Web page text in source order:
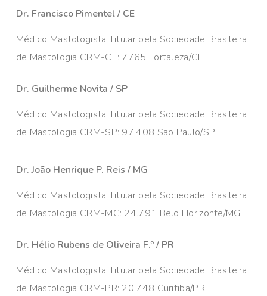
Dr. Francisco Pimentel / CE
Médico Mastologista Titular pela Sociedade Brasileira
de Mastologia CRM-CE: 7765 Fortaleza/CE
Dr. Guilherme Novita / SP
Médico Mastologista Titular pela Sociedade Brasileira
de Mastologia CRM-SP: 97.408 São Paulo/SP
Dr. João Henrique P. Reis / MG
Médico Mastologista Titular pela Sociedade Brasileira
de Mastologia CRM-MG: 24.791 Belo Horizonte/MG
Dr. Hélio Rubens de Oliveira F.º / PR
Médico Mastologista Titular pela Sociedade Brasileira
de Mastologia CRM-PR: 20.748 Curitiba/PR